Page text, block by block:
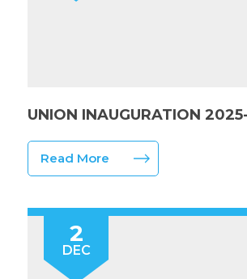
UNION INAUGURATION
Read More
2
DEC